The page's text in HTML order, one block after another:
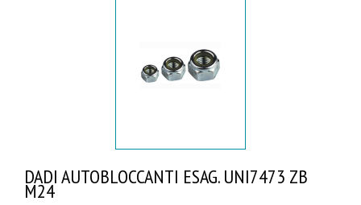
DADI AUTOBLOCCANTI ESAG. UNI7473 ZB
M24